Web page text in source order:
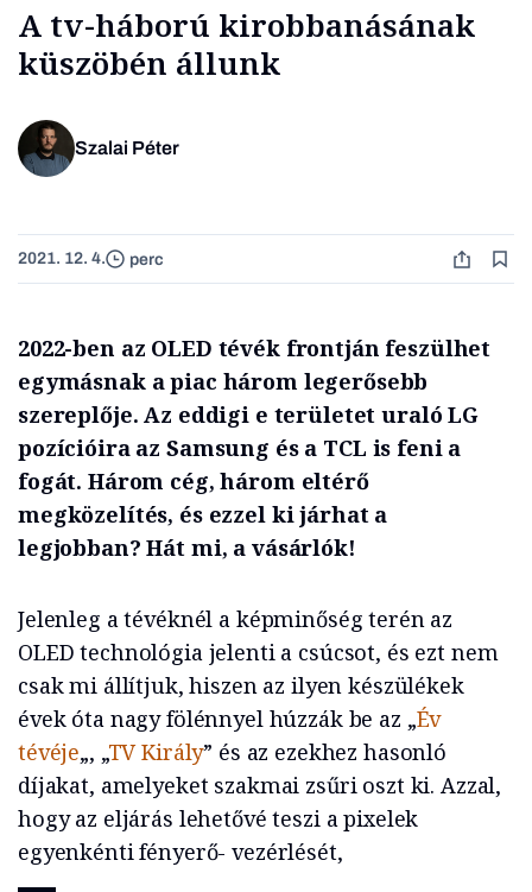
A tv-háború kirobbanásának
küszöbén állunk
Szalai Péter
2021. 12. 4. perc
2022-ben az OLED tévék frontján feszülhet
egymásnak a piac három legerősebb
szereplője. Az eddigi e területet uraló LG
pozícióira az Samsung és a TCL is feni a
fogát. Három cég, három eltérő
megközelítés, és ezzel ki járhat a
legjobban? Hát mi, a vásárlók!
Jelenleg a tévéknél a képminőség terén az
OLED technológia jelenti a csúcsot, és ezt nem
csak mi állítjuk, hiszen az ilyen készülékek
évek óta nagy fölénnyel húzzák be az „Év
tévéje„, „TV Király” és az ezekhez hasonló
díjakat, amelyeket szakmai zsűri oszt ki. Azzal,
hogy az eljárás lehetővé teszi a pixelek
egyenkénti fényerő- vezérlését,